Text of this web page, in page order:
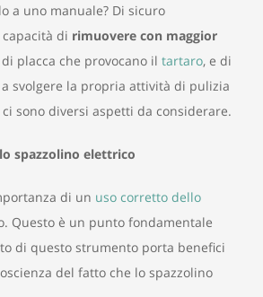
a uno manuale? Di sicuro
capacità di rimuovere con maggior
placca che provocano il tartaro, e di
svolgere la propria attività di pulizia
sono diversi aspetti da considerare.
spazzolino elettrico
di un uso corretto dello
Questo è un punto fondamentale
di questo strumento porta benefici
del fatto che lo spazzolino